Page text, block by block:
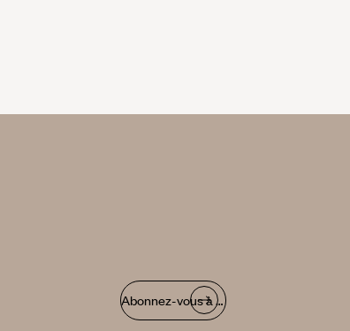
Abonnez-vous à notre infolettre